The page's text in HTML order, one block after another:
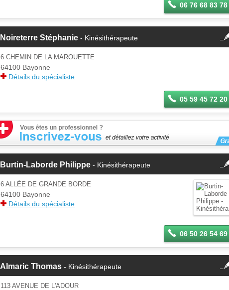
06 76 68 83 78
Noireterre Stéphanie - Kinésithérapeute fermer
Cette fiche est la propriété
d'un membre.
Si vous êtes ce membre, mettez à
jour ces informations sur votre
6 CHEMIN DE LA MAROUETTE
64100 Bayonne
Détails du spécialiste
05 59 45 72 20
Burtin-Laborde Philippe - Kinésithérapeute fermer
Cette fiche est la propriété
d'un membre.
Si vous êtes ce membre, mettez à
jour ces informations sur votre
Se
connecter
6 ALLÉE DE GRANDE BORDE
64100 Bayonne
Détails du spécialiste
06 50 26 54 69
Almaric Thomas - Kinésithérapeute fermer
Cette fiche est la propriété
d'un membre.
113 AVENUE DE L'ADOUR